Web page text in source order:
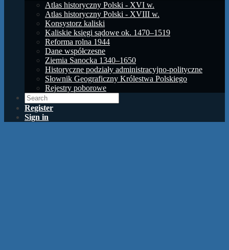
Atlas historyczny Polski - XVI w.
Atlas historyczny Polski - XVIII w.
Konsystorz kaliski
Kaliskie księgi sądowe ok. 1470–1519
Reforma rolna 1944
Dane współczesne
Ziemia Sanocka 1340–1650
Historyczne podziały administracyjno-polityczne
Słownik Geograficzny Królestwa Polskiego
Rejestry poborowe
Register
Sign in